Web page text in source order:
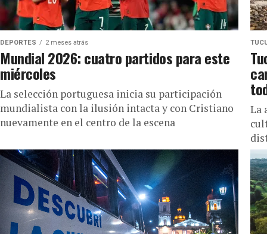
DEPORTES 2 meses atrás
Mundial 2026: cuatro partidos para este
miércoles
La selección portuguesa inicia su participación
mundialista con la ilusión intacta y con Cristiano
nuevamente en el centro de la escena
La